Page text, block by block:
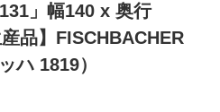
」幅140 x 奥行
品】FISCHBACHER
ハ 1819）